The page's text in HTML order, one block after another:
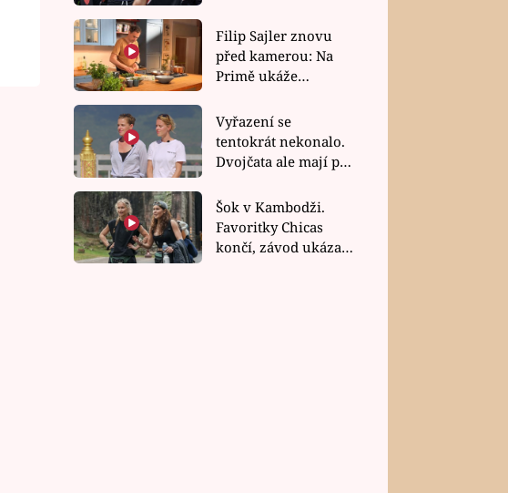
Filip Sajler znovu
před kamerou: Na
Primě ukáže
rychlé recepty
Vyřazení se
tentokrát nekonalo.
Dvojčata ale mají po
závodu nůž na krku
Šok v Kambodži.
Favoritky Chicas
končí, závod ukázal